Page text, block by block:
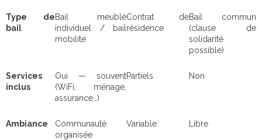
Type de
bail
Bail meublé
individuel / bail
mobilité
Contrat de
résidence
Bail commun
(clause de
solidarité
possible)
Services
inclus
Oui — souvent
(WiFi, ménage,
assurance…)
Partiels Non
Ambiance
Communauté
organisée
Variable Libre